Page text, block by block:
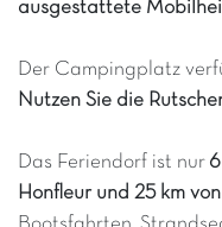
ausgestattete
Der Campingplatz
Nutzen Sie die
Das Feriendorf ist nur
Honfleur und 25 km